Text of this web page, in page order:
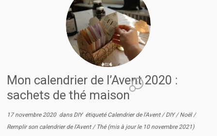
Mon calendrier de l’Avent 2020 :
sachets de thé maison
1
17 novembre 2020dans DIY étiqueté Calendrier de l'Avent /DIY/Noël /
Remplir son calendrier de l'Avent / Thé (mis à jour le 10 novembre 2021)